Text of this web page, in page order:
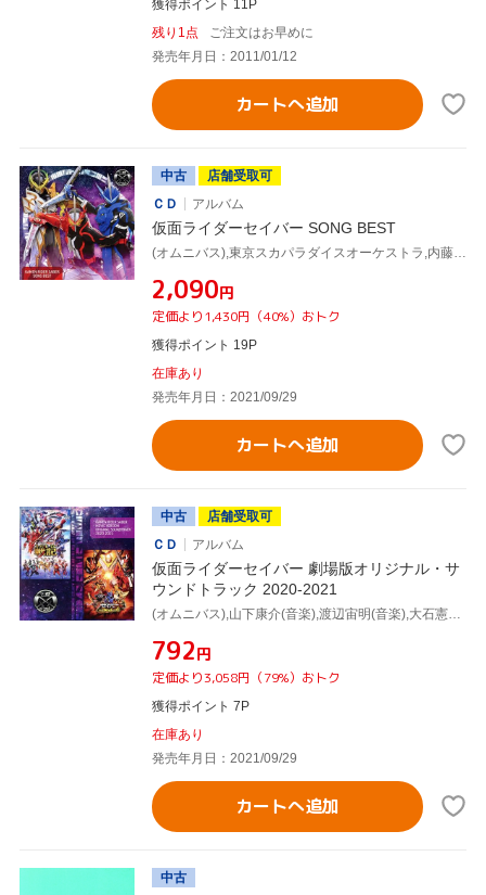
獲得ポイント 11P
残り1点
ご注文はお早めに
発売年月日：2011/01/12
カートへ追加
中古
店舗受取可
ＣＤ
アルバム
仮面ライダーセイバー SONG BEST
(オムニバス),東京スカパラダイスオーケストラ,内藤秀一郎,山口貴也,青木瞭,川津明日香,知念里奈,小林正典
¥2,090円
定価より1,430円（40%）おトク
獲得ポイント 19P
在庫あり
発売年月日：2021/09/29
カートへ追加
中古
店舗受取可
ＣＤ
アルバム
仮面ライダーセイバー 劇場版オリジナル・サ
ウンドトラック 2020-2021
(オムニバス),山下康介(音楽),渡辺宙明(音楽),大石憲一郎(音楽),東京スカパラダイスオーケストラ,川上洋平,大森はじめ
¥792円
定価より3,058円（79%）おトク
獲得ポイント 7P
在庫あり
発売年月日：2021/09/29
カートへ追加
中古